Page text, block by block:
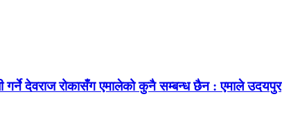
गर्ने देवराज रोकासँग एमालेको कुनै सम्बन्ध छैन : एमाले उदयपुर